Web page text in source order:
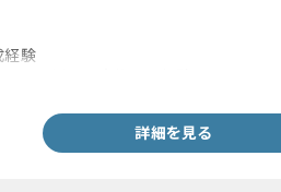
経験
詳細を見る